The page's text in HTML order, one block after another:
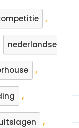
,
nederlandse
,
,
uitslagen ,